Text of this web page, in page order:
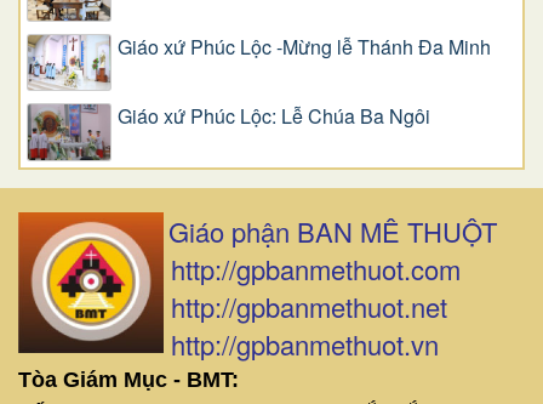
Giáo xứ Phúc Lộc -Mừng lễ Thánh Đa Minh
Giáo xứ Phúc Lộc: Lễ Chúa Ba Ngôi
Giáo phận BAN MÊ THUỘT
http://gpbanmethuot.com
http://gpbanmethuot.net
http://gpbanmethuot.vn
Tòa Giám Mục - BMT: